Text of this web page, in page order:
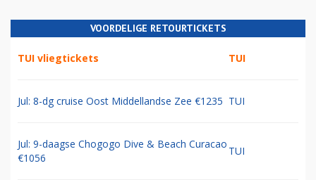
VOORDELIGE RETOURTICKETS
TUI vliegtickets TUI
Jul: 8-dg cruise Oost Middellandse Zee €1235 TUI
Jul: 9-daagse Chogogo Dive & Beach Curacao
€1056
TUI